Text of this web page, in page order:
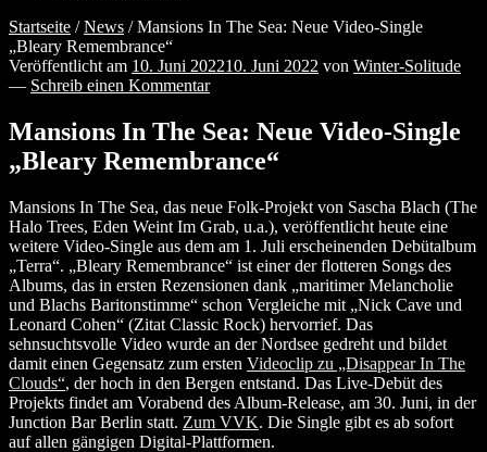
Startseite /News /Mansions In The Sea: Neue Video-Single
„Bleary Remembrance“
Veröffentlicht am 10. Juni 202210. Juni 2022 von Winter-Solitude
— Schreib einen Kommentar
Mansions In The Sea: Neue Video-Single
„Bleary Remembrance“
Mansions In The Sea, das neue Folk-Projekt von Sascha Blach (The
Halo Trees, Eden Weint Im Grab, u.a.), veröffentlicht heute eine
weitere Video-Single aus dem am 1. Juli erscheinenden Debütalbum
„Terra“. „Bleary Remembrance“ ist einer der flotteren Songs des
Albums, das in ersten Rezensionen dank „maritimer Melancholie
und Blachs Baritonstimme“ schon Vergleiche mit „Nick Cave und
Leonard Cohen“ (Zitat Classic Rock) hervorrief. Das
sehnsuchtsvolle Video wurde an der Nordsee gedreht und bildet
damit einen Gegensatz zum ersten Videoclip zu „Disappear In The
Clouds“, der hoch in den Bergen entstand. Das Live-Debüt des
Projekts findet am Vorabend des Album-Release, am 30. Juni, in der
Junction Bar Berlin statt. Zum VVK. Die Single gibt es ab sofort
auf allen gängigen Digital-Plattformen.